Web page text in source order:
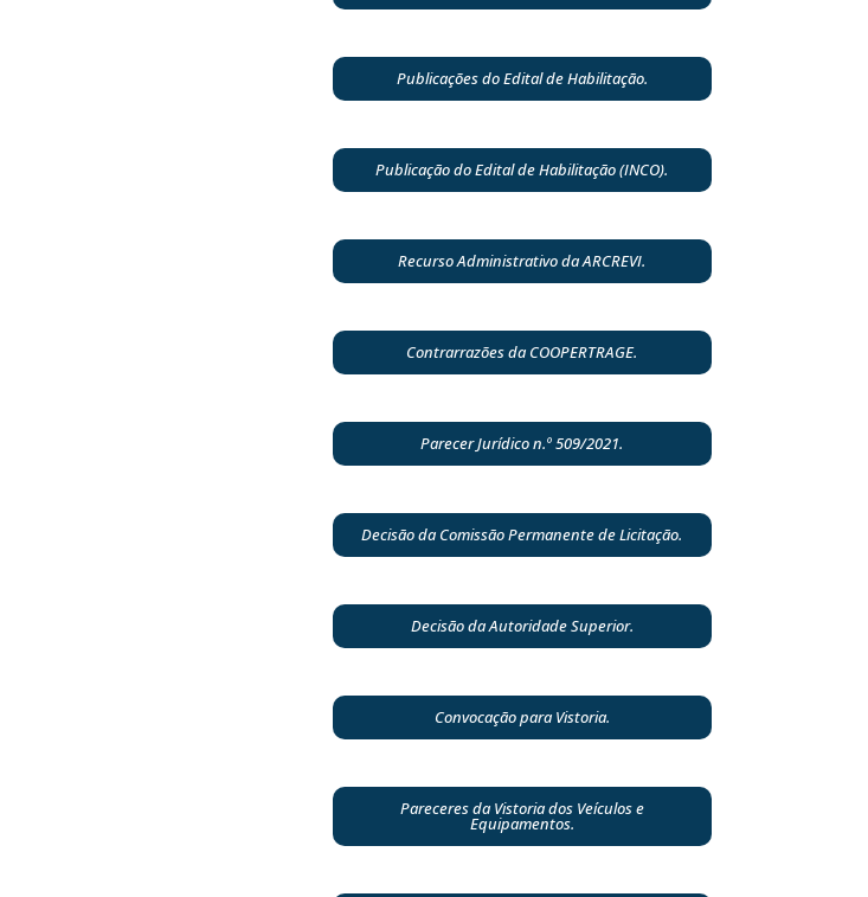
Publicações do Edital de Habilitação.
Publicação do Edital de Habilitação (INCO).
Recurso Administrativo da ARCREVI.
Contrarrazões da COOPERTRAGE.
Parecer Jurídico n.º 509/2021.
Decisão da Comissão Permanente de Licitação.
Decisão da Autoridade Superior.
Convocação para Vistoria.
Pareceres da Vistoria dos Veículos e
Equipamentos.